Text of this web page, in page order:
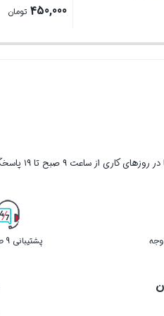
اصلی
بود.
450,000 تومان
بستن
روزهای کاری از ساعت ۹ صبح تا ۱۹ پاسخگوی شما هستیم
پشتیبانی 9 صبح تا 19